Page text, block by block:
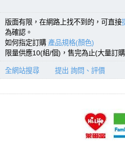
版面有限，在網路上找不到的，可直接
為確認。
如何指定訂購 產品規格(顏色)
限量供應10(組/個)，售完為止(大量訂
全網站搜尋 提出 詢問、評價